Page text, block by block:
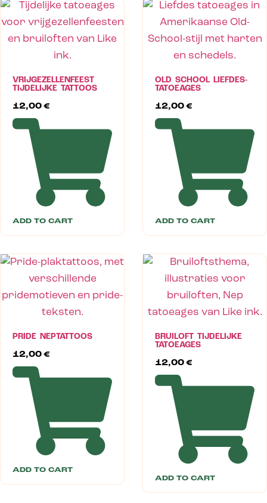
VRIJGEZELLENFEEST
TIJDELIJKE TATTOOS
12,00 €
ADD TO CART
OLD SCHOOL LIEFDES-
TATOEAGES
12,00 €
ADD TO CART
PRIDE NEPTATTOOS
12,00 €
ADD TO CART
BRUILOFT TIJDELIJKE
TATOEAGES
12,00 €
ADD TO CART